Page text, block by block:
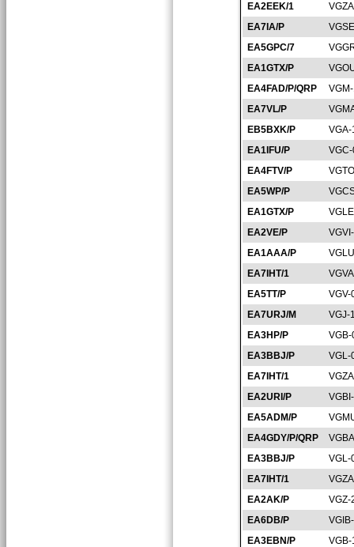
EA2EEK/1
EA7IA/P
EA5GPC/7
EA1GTX/P
EA4FAD/P/QRP
EA7VL/P
EB5BXK/P
VGA-
EA1IFU/P
EA4FTV/P
EA5WP/P
EA1GTX/P
EA2VE/P
EA1AAA/P
EA7IHT/1
EA5TT/P
VGV-
EA7URJ/M
VGJ-
EA3HP/P
EA3BBJ/P
VGL-
EA7IHT/1
EA2URI/P
EA5ADM/P
EA4GDY/P/QRP
EA3BBJ/P
VGL-
EA7IHT/1
EA2AK/P
VGZ-
EA6DB/P
EA3EBN/P